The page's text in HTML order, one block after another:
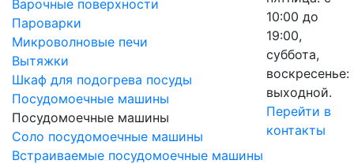
10:00 до
19:00,
суббота,
воскресенье:
выходной.
Перейти в
контакты
Варочные поверхности
Пароварки
Микроволновые печи
Вытяжки
Шкаф для подогрева посуды
Посудомоечные машины
Посудомоечные машины
Соло посудомоечные машины
Встраиваемые посудомоечные машины